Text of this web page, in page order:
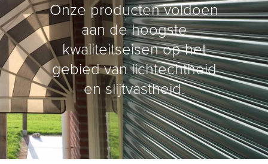
Onze producten voldoen
aan de hoogste
kwaliteitseisen op het
gebied van lichtechtheid
en slijtvastheid.